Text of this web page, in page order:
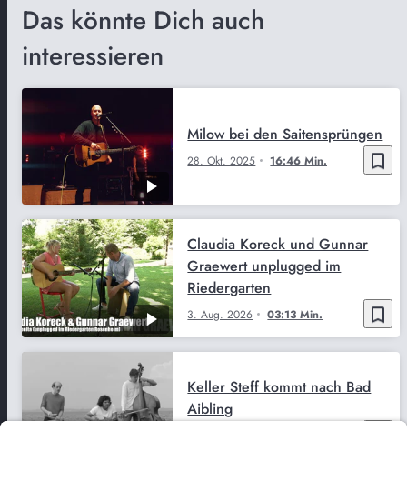
Das könnte Dich auch
interessieren
bookmark_border
28. Okt. 2025 16:46 Min.
Milow bei den Saitensprüngen
bookmark_border
3. Aug. 2026 03:13 Min.
Claudia Koreck und Gunnar
Graewert unplugged im
Riedergarten
Keller Steff kommt nach Bad
Aibling